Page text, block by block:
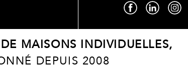
MAISONS INDIVIDUELLES,
DEPUIS 2008